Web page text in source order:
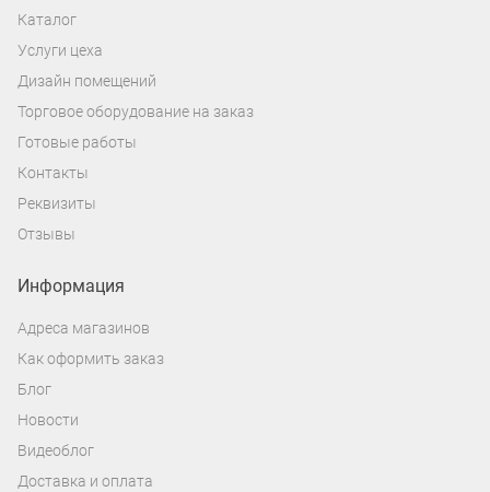
Каталог
Услуги цеха
Дизайн помещений
Торговое оборудование на заказ
Готовые работы
Контакты
Реквизиты
Отзывы
Информация
Адреса магазинов
Как оформить заказ
Блог
Новости
Видеоблог
Доставка и оплата